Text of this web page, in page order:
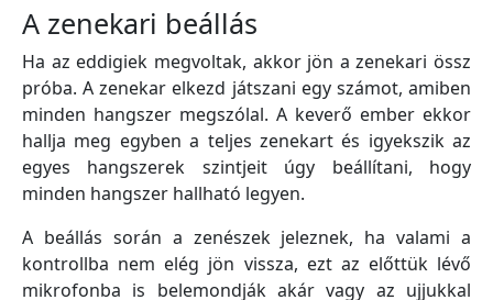
A zenekari beállás
Ha az eddigiek megvoltak, akkor jön a zenekari össz
próba. A zenekar elkezd játszani egy számot, amiben
minden hangszer megszólal. A keverő ember ekkor
hallja meg egyben a teljes zenekart és igyekszik az
egyes hangszerek szintjeit úgy beállítani, hogy
minden hangszer hallható legyen.
A beállás során a zenészek jeleznek, ha valami a
kontrollba nem elég jön vissza, ezt az előttük lévő
mikrofonba is belemondják akár vagy az ujjukkal